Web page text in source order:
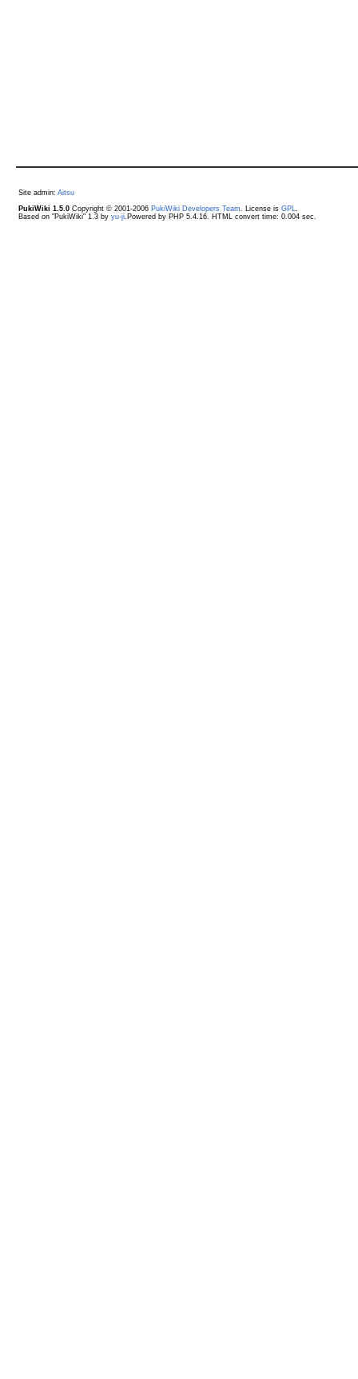
Site admin: Aitsu
PukiWiki 1.5.0Copyright © 2001-2006 PukiWiki Developers Team . License is GPL
Based on "PukiWiki" 1.3 by yu-ji.Powered by PHP 5.4.16. HTML convert time: 0.004 sec.